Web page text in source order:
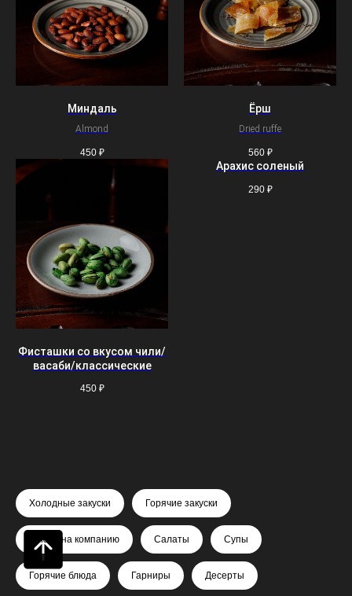
Миндаль
Almond
450 ₽
Ёрш
Dried ruffe
560 ₽
Фисташки со вкусом чили/
васаби/классические
450 ₽
Арахис соленый
290 ₽
Холодные закуски Горячие закуски
Блюда на компанию Салаты Супы
Горячие блюда Гарниры Десерты